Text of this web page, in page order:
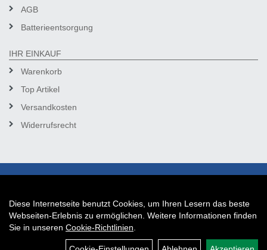
AGB
Batterieentsorgung
IHR EINKAUF
Warenkorb
Top Artikel
Versandkosten
Widerrufsrecht
Diese Internetseite benutzt Cookies, um Ihren Lesern das beste
Webseiten-Erlebnis zu ermöglichen. Weitere Informationen finden
Sie in unseren Cookie-Richtlinien
Auftrag widerrufen